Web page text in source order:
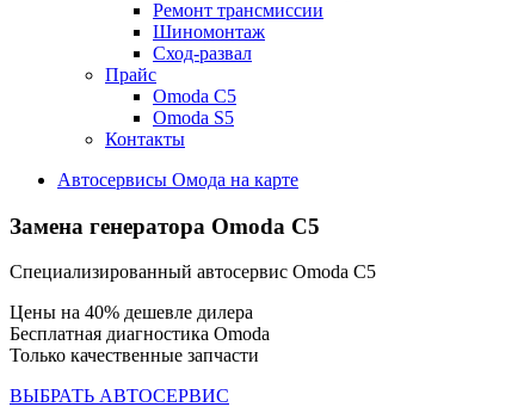
Ремонт трансмиссии
Шиномонтаж
Сход-развал
Прайс
Omoda C5
Omoda S5
Контакты
Автосервисы Омода на карте
Замена генератора Omoda C5
Специализированный автосервис Omoda C5
Цены на 40% дешевле дилера
Бесплатная диагностика Omoda
Только качественные запчасти
ВЫБРАТЬ АВТОСЕРВИС